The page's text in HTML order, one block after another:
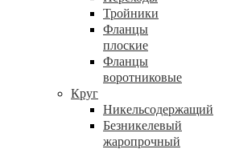
Тройники
Фланцы
плоские
Фланцы
воротниковые
Круг
Никельсодержащий
Безникелевый
жаропрочный